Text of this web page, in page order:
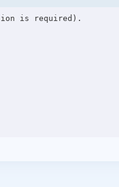
is required).